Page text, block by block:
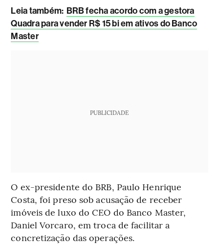
Leia também: BRB fecha acordo com a gestora
Quadra para vender R$ 15 bi em ativos do Banco
Master
PUBLICIDADE
O ex-presidente do BRB, Paulo Henrique
Costa, foi preso sob acusação de receber
imóveis de luxo do CEO do Banco Master,
Daniel Vorcaro, em troca de facilitar a
concretização das operações.